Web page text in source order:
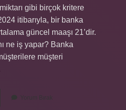
gibi birçok kritere
itibarıyla, bir banka
güncel maaşı 21’dir.
ne iş yapar? Banka
müşteri
Yorum Bırak